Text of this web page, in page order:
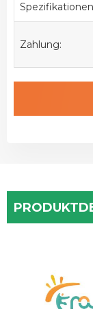
Zahlung: